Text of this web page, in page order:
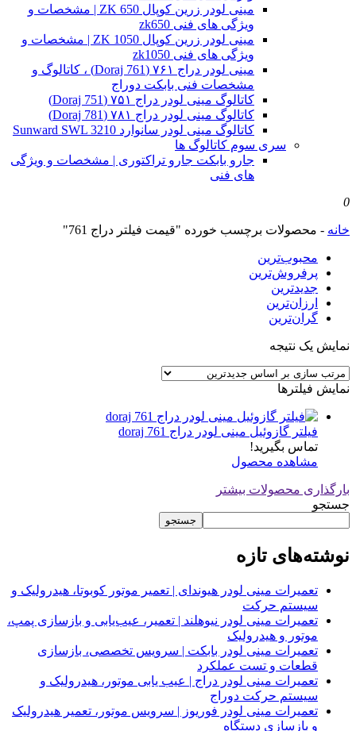
مینی لودر زرین کوپال ZK 650 | مشخصات و
ویژگی های فنی zk650
مینی لودر زرین کوپال ZK 1050 | مشخصات و
ویژگی های فنی zk1050
مینی لودر دراج ۷۶۱ (Doraj 761) ، کاتالوگ و
مشخصات فنی بابکت دوراج
کاتالوگ مینی لودر دراج ۷۵۱ (Doraj 751)
کاتالوگ مینی لودر دراج ۷۸۱ (Doraj 781)
کاتالوگ مینی لودر سانوارد Sunward SWL 3210
سری سوم کاتالوگ ها
جارو بابکت جارو تراکتوری | مشخصات و ویژگی
های فنی
0
خانه - محصولات برچسب خورده "قیمت فیلتر دراج 761"
محبوب‌ترین
پرفروش‌ترین
جدیدترین
ارزان‌ترین
گران‌ترین
نمایش یک نتیجه
نمایش فیلترها
فیلتر گازوئیل مینی لودر دراج doraj 761
تماس بگیرید!
مشاهده محصول
بارگذاری محصولات بیشتر
جستجو
جستجو
نوشته‌های تازه
تعمیرات مینی لودر هیوندای | تعمیر موتور کوبوتا، هیدرولیک و
سیستم حرکت
تعمیرات مینی لودر نیوهلند | تعمیر، عیب‌یابی و بازسازی پمپ،
موتور و هیدرولیک
تعمیرات مینی لودر بابکت | سرویس تخصصی، بازسازی
قطعات و تست عملکرد
تعمیرات مینی لودر دراج | عیب یابی موتور، هیدرولیک و
سیستم حرکت دوراج
تعمیرات مینی لودر فوریوز | سرویس موتور، تعمیر هیدرولیک
و بازسازی دستگاه